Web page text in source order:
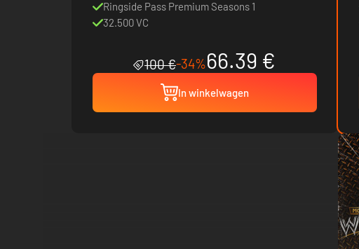
Ringside Pass Premium Seasons 1
32.500 VC
100 €-34%66.39 €
In winkelwagen